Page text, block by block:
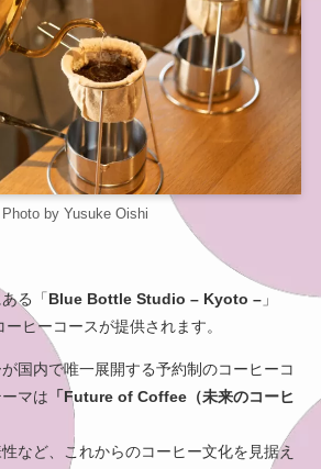
Photo by Yusuke Oishi
る「Blue Bottle Studio – Kyoto –」
ヒーコースが提供されます。
国内で唯一展開する予約制のコーヒーコ
マは 「Future of Coffee（未来のコーヒ
など、これからのコーヒー文化を見据え